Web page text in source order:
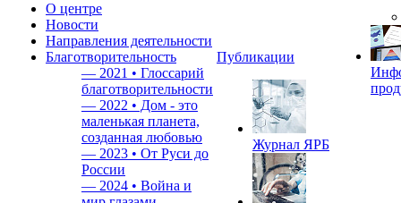
О центре
Новости
Направления деятельности
Благотворительность
— 2021 • Глоссарий
благотворительности
— 2022 • Дом - это
маленькая планета,
созданная любовью
— 2023 • От Руси до
России
— 2024 • Война и
Публикации
Журнал ЯРБ